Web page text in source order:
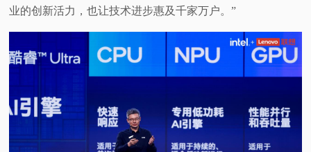
业的创新活力，也让技术进步惠及千家万户。”